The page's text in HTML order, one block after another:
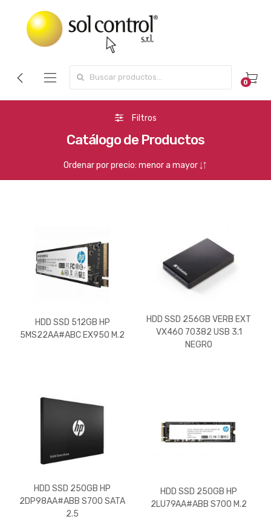
0
Filtros
Catálogo de Productos
HDD SSD 512GB HP
5MS22AA#ABC EX950 M.2
HDD SSD 256GB VERB EXT
VX460 70382 USB 3.1
NEGRO
HDD SSD 250GB HP
2DP98AA#ABB S700 SATA
2.5
HDD SSD 250GB HP
2LU79AA#ABB S700 M.2